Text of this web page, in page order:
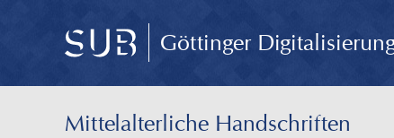
Göttinger
Mittelalterliche Handschriften